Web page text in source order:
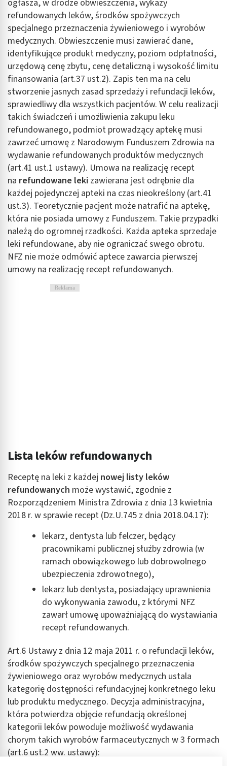
ogłasza, w drodze obwieszczenia, wykazy
refundowanych leków, środków spożywczych
specjalnego przeznaczenia żywieniowego i wyrobów
medycznych. Obwieszczenie musi zawierać dane,
identyfikujące produkt medyczny, poziom odpłatności,
urzędową cenę zbytu, cenę detaliczną i wysokość limitu
finansowania (art.37 ust.2). Zapis ten ma na celu
stworzenie jasnych zasad sprzedaży i refundacji leków,
sprawiedliwy dla wszystkich pacjentów. W celu realizacji
takich świadczeń i umożliwienia zakupu leku
refundowanego, podmiot prowadzący aptekę musi
zawrzeć umowę z Narodowym Funduszem Zdrowia na
wydawanie refundowanych produktów medycznych
(art.41 ust.1 ustawy). Umowa na realizację recept
na refundowane leki zawierana jest odrębnie dla
każdej pojedynczej apteki na czas nieokreślony (art.41
ust.3). Teoretycznie pacjent może natrafić na aptekę,
która nie posiada umowy z Funduszem. Takie przypadki
należą do ogromnej rzadkości. Każda apteka sprzedaje
leki refundowane, aby nie ograniczać swego obrotu.
NFZ nie może odmówić aptece zawarcia pierwszej
umowy na realizację recept refundowanych.
Reklama
Lista leków refundowanych
Receptę na leki z każdej nowej listy leków
refundowanych może wystawić, zgodnie z
Rozporządzeniem Ministra Zdrowia z dnia 13 kwietnia
2018 r. w sprawie recept (Dz.U.745 z dnia 2018.04.17):
lekarz, dentysta lub felczer, będący
pracownikami publicznej służby zdrowia (w
ramach obowiązkowego lub dobrowolnego
ubezpieczenia zdrowotnego),
lekarz lub dentysta, posiadający uprawnienia
do wykonywania zawodu, z którymi NFZ
zawarł umowę upoważniającą do wystawiania
recept refundowanych.
Art.6 Ustawy z dnia 12 maja 2011 r. o refundacji leków,
środków spożywczych specjalnego przeznaczenia
żywieniowego oraz wyrobów medycznych ustala
kategorię dostępności refundacyjnej konkretnego leku
lub produktu medycznego. Decyzja administracyjna,
która potwierdza objęcie refundacją określonej
kategorii leków powoduje możliwość wydawania
chorym takich wyrobów farmaceutycznych w 3 formach
(art.6 ust.2 ww. ustawy):